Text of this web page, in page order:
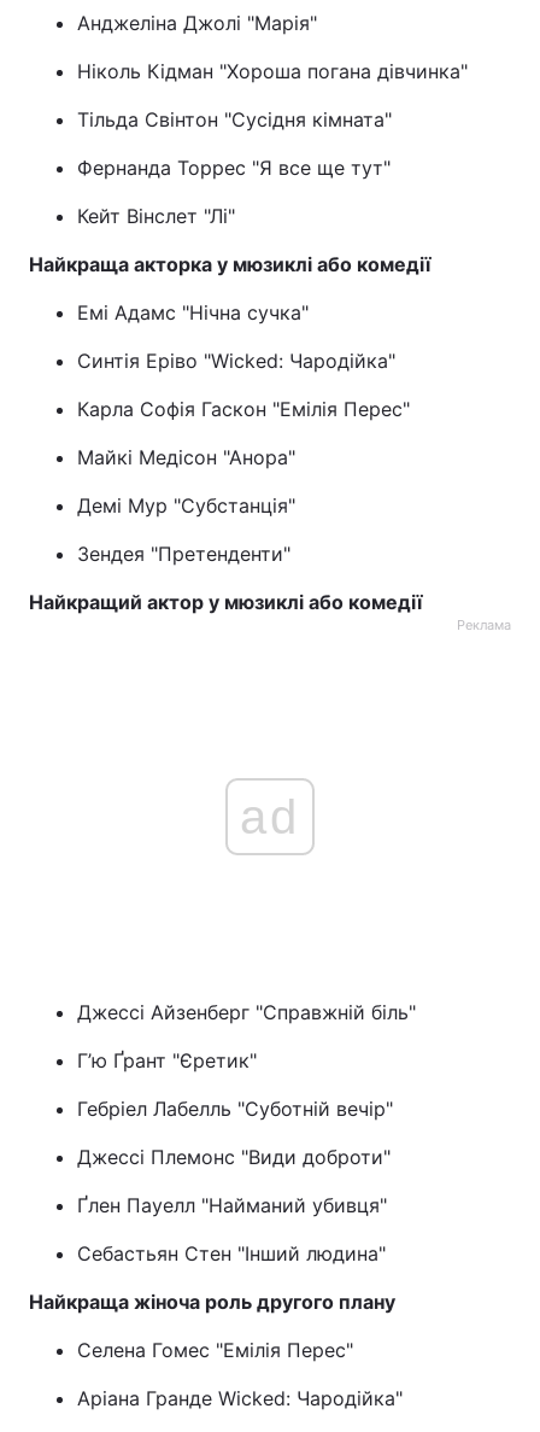
Анджеліна Джолі "Марія"
Ніколь Кідман "Хороша погана дівчинка"
Тільда Свінтон "Сусідня кімната"
Фернанда Торрес "Я все ще тут"
Кейт Вінслет "Лі"
Найкраща акторка у мюзиклі або комедії
Емі Адамс "Нічна сучка"
Синтія Еріво "Wicked: Чародійка"
Карла Софія Гаскон "Емілія Перес"
Майкі Медісон "Анора"
Демі Мур "Субстанція"
Зендея "Претенденти"
Найкращий актор у мюзиклі або комедії
Реклама
ad
Джессі Айзенберг "Справжній біль"
Г’ю Ґрант "Єретик"
Гебріел Лабелль "Суботній вечір"
Джессі Племонс "Види доброти"
Ґлен Пауелл "Найманий убивця"
Себастьян Стен "Інший людина"
Найкраща жіноча роль другого плану
Селена Гомес "Емілія Перес"
Аріана Гранде Wicked: Чародійка"